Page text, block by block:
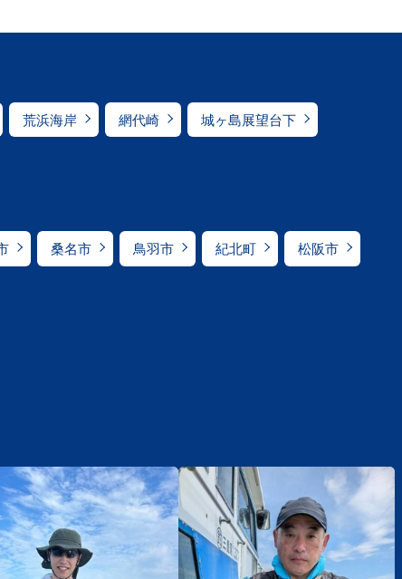
荒浜海岸 網代崎 城ヶ島展望台下
桑名市 鳥羽市 紀北町 松阪市